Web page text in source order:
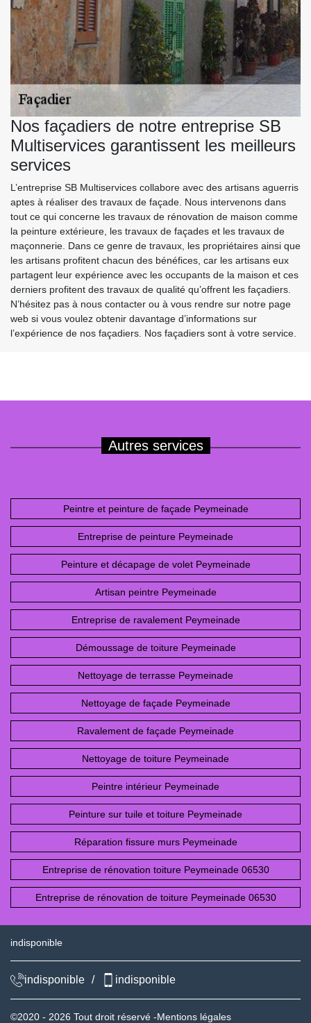
Nos façadiers de notre entreprise SB
Multiservices garantissent les meilleurs
services
L’entreprise SB Multiservices collabore avec des artisans aguerris
aptes à réaliser des travaux de façade. Nous intervenons dans
tout ce qui concerne les travaux de rénovation de maison comme
la peinture extérieure, les travaux de façades et les travaux de
maçonnerie. Dans ce genre de travaux, les propriétaires ainsi que
les artisans profitent chacun des bénéfices, car les artisans eux
partagent leur expérience avec les occupants de la maison et ces
derniers profitent des travaux de qualité qu’offrent les façadiers.
N’hésitez pas à nous contacter ou à vous rendre sur notre page
web si vous voulez obtenir davantage d’informations sur
l’expérience de nos façadiers. Nos façadiers sont à votre service.
Autres services
Peintre et peinture de façade Peymeinade
Entreprise de peinture Peymeinade
Peinture et décapage de volet Peymeinade
Artisan peintre Peymeinade
Entreprise de ravalement Peymeinade
Démoussage de toiture Peymeinade
Nettoyage de terrasse Peymeinade
Nettoyage de façade Peymeinade
Ravalement de façade Peymeinade
Nettoyage de toiture Peymeinade
Peintre intérieur Peymeinade
Peinture sur tuile et toiture Peymeinade
Réparation fissure murs Peymeinade
Entreprise de rénovation toiture Peymeinade 06530
Entreprise de rénovation de toiture Peymeinade 06530
indisponible
indisponible / indisponible
©2020 - 2026 Tout droit réservé -Mentions légales